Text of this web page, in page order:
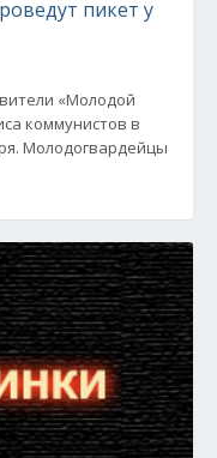
пикет у
«Молодой
коммунистов в
Молодогвардейцы